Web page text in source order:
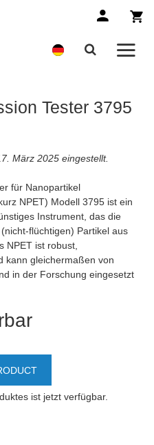
Tester 3795
März 2025 eingestellt.
für Nanopartikel
NPET) Modell 3795 ist ein
Instrument, das die
flüchtigen) Partikel aus
NPET ist robust,
kann gleichermaßen von
in der Forschung eingesetzt
ist jetzt verfügbar.